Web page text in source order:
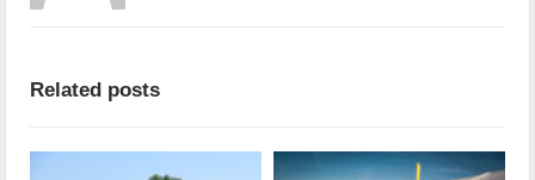
Related posts